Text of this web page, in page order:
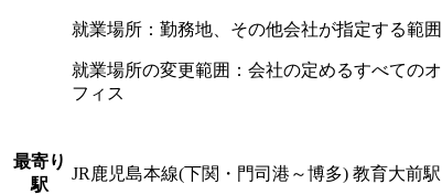
就業場所：勤務地、その他会社が指定する範囲
就業場所の変更範囲：会社の定めるすべてのオ
フィス
最寄り
駅
JR鹿児島本線(下関・門司港～博多) 教育大前駅